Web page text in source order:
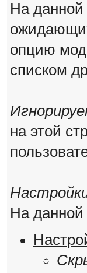
На данной
опцию
списком
на этой
На данной